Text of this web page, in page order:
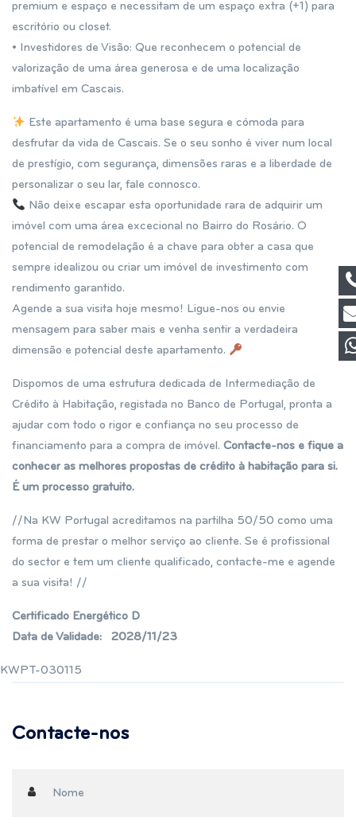
premium e espaço e necessitam de um espaço extra (+1) para
escritório ou closet.
• Investidores de Visão: Que reconhecem o potencial de
valorização de uma área generosa e de uma localização
imbatível em Cascais.
Este apartamento é uma base segura e cómoda para
desfrutar da vida de Cascais. Se o seu sonho é viver num local
de prestígio, com segurança, dimensões raras e a liberdade de
personalizar o seu lar, fale connosco.
Não deixe escapar esta oportunidade rara de adquirir um
imóvel com uma área excecional no Bairro do Rosário. O
potencial de remodelação é a chave para obter a casa que
sempre idealizou ou criar um imóvel de investimento com
rendimento garantido.
Agende a sua visita hoje mesmo! Ligue-nos ou envie
mensagem para saber mais e venha sentir a verdadeira
dimensão e potencial deste apartamento.
Dispomos de uma estrutura dedicada de Intermediação de
Crédito à Habitação, registada no Banco de Portugal, pronta a
ajudar com todo o rigor e confiança no seu processo de
financiamento para a compra de imóvel. Contacte-nos e fique a
conhecer as melhores propostas de crédito à habitação para si.
É um processo gratuito.
//Na KW Portugal acreditamos na partilha 50/50 como uma
forma de prestar o melhor serviço ao cliente. Se é profissional
do sector e tem um cliente qualificado, contacte-me e agende
a sua visita! //
Certificado Energético D
Data de Validade: 2028/11/23
KWPT-030115
Contacte-nos